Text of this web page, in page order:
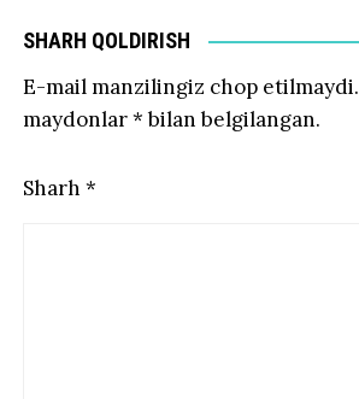
SHARH QOLDIRISH
E-mail manzilingiz chop etilmaydi.
maydonlar*bilan belgilangan.
Sharh*